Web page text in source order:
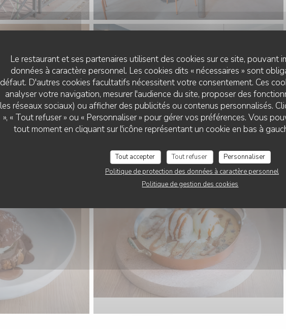
Le restaurant et ses partenaires utilisent des cookies sur ce site, pouvant
données à caractère personnel. Les cookies dits « nécessaires » sont
défaut. D'autres cookies facultatifs nécessitent votre consentement. Ces
analyser votre navigation, mesurer l'audience du site, proposer des
les réseaux sociaux) ou afficher des publicités ou contenus personnalisés.
», « Tout refuser » ou « Personnaliser » pour gérer vos préférences. Vous
tout moment en cliquant sur l'icône représentant un cookie en bas à
Tout accepter Tout refuser
Personnaliser
Politique de protection des données à caractère personnel
Politique de gestion des cookies
CAFÉ CÉSAR